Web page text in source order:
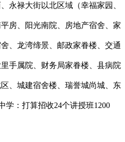
永禄大街以北区域（幸福家园、
房、阳光南院、房地产宿舍、家
、龙湾缔景、邮政家眷楼、交通
手属院、财务局家眷楼、县病院
、城建宿舍楼、瑞誉城尚城、东
学：打算招收24个讲授班1200